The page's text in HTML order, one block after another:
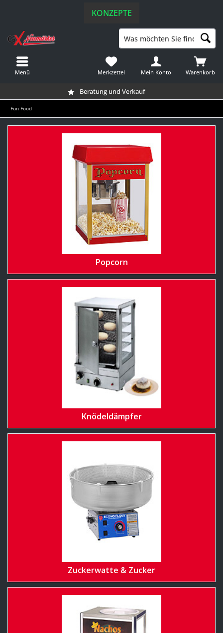
KONZEPTE
Beratung und Verkauf
Warenkorb
Merkzettel Mein Konto
Menü
Fun Food
Popcorn
Knödeldämpfer
Zuckerwatte & Zucker